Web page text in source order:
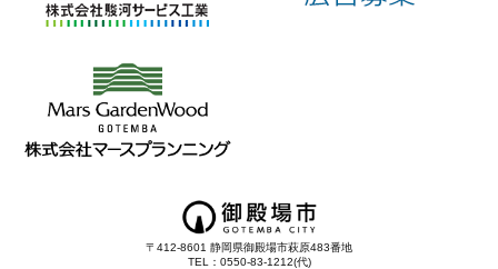
〒412-8601 静岡県御殿場市萩原483番地
TEL：0550-83-1212(代)